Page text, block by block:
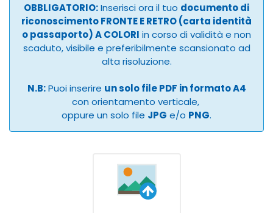
OBBLIGATORIO:Inserisci ora il tuo documento di
riconoscimento FRONTE E RETRO (carta identità
o passaporto) A COLORI in corso di validità e non
scaduto, visibile e preferibilmente scansionato ad
alta risoluzione.
N.B:Puoi inserire un solo file PDF in formato A4
con orientamento verticale,
oppure un solo file JPG e/o PNG.